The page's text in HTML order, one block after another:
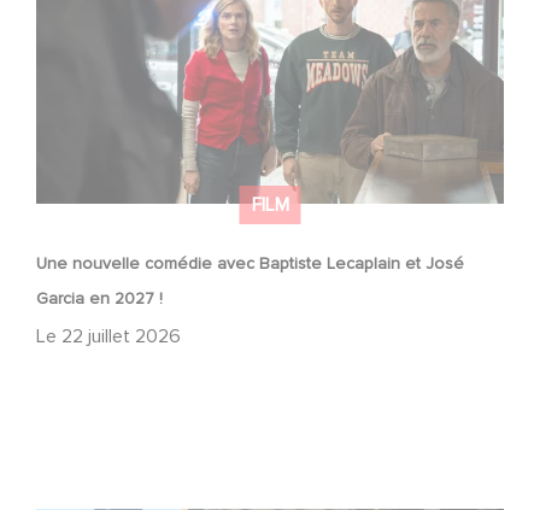
FILM
Une nouvelle comédie avec Baptiste Lecaplain et José
Garcia en 2027 !
Le 22 juillet 2026